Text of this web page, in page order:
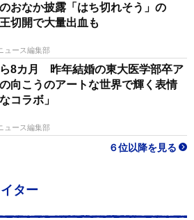
おなか披露「はち切れそう」の
切開で大量出血も
ュース編集部
8カ月 昨年結婚の東大医学部卒ア
向こうのアートな世界で輝く表情
コラボ」
ュース編集部
６位以降を見る
ター